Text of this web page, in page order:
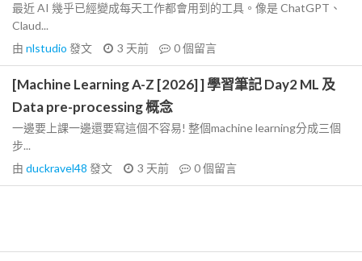
最近 AI 幾乎已經變成每天工作都會用到的工具。像是 ChatGPT、
Claud...
由 nlstudio 發文 3 天前 0個留言
[Machine Learning A-Z [2026] ] 學習筆記 Day2 ML 及
Data pre-processing 概念
一邊要上課一邊還要寫這個不容易! 整個machine learning分成三個
步...
由 duckravel48 發文 3 天前 0個留言